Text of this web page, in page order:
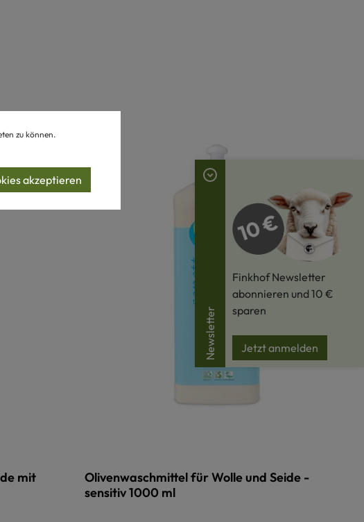
mit
Olivenwaschmittel für Wolle und Seide -
sensitiv 1000 ml
Newsletter
Finkhof Newsletter
abonnieren und 10 €
sparen
Jetzt anmelden
zu können.
akzeptieren